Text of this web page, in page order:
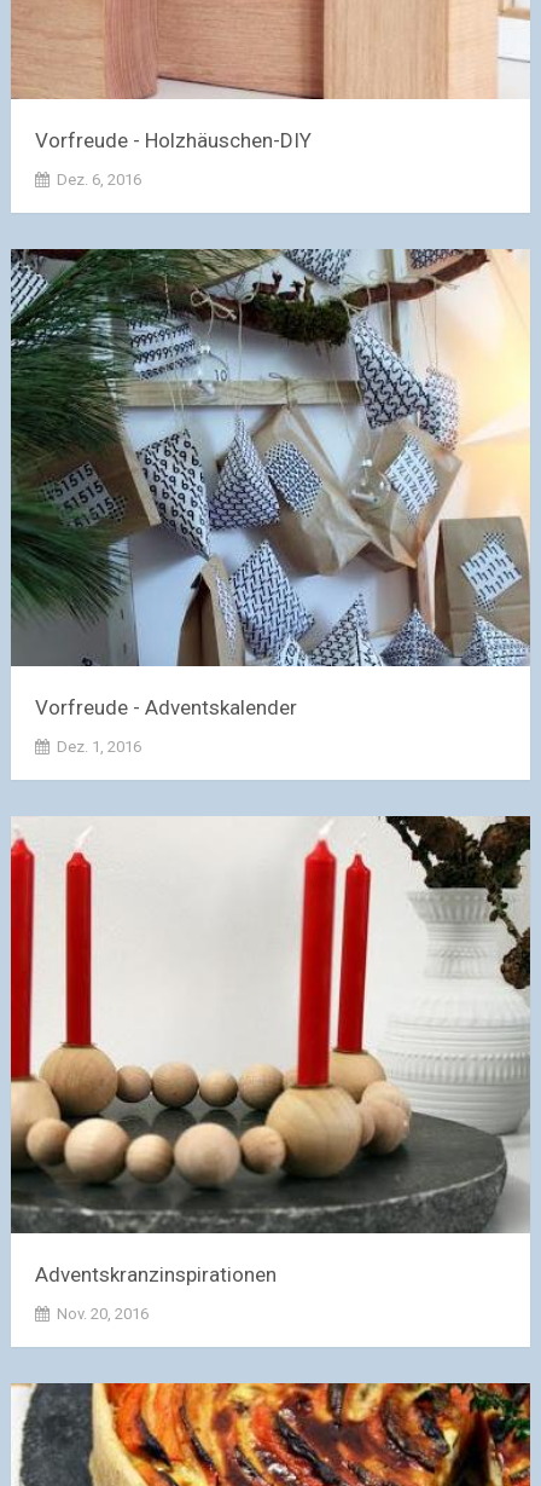
Vorfreude - Holzhäuschen-DIY
Dez. 6, 2016
Vorfreude - Adventskalender
Dez. 1, 2016
Adventskranzinspirationen
Nov. 20, 2016